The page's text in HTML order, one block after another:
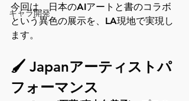
キャラ開発
今回は、日本のAIアートと書のコラボ
という異色の展示を、LA現地で実現し
ます。
🖌️ Japanアーティストパ
フォーマンス